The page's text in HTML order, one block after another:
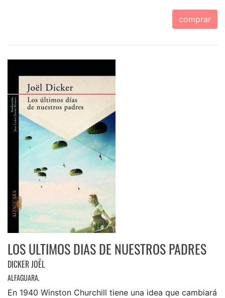
comprar
LOS ULTIMOS DIAS DE NUESTROS PADRES
DICKER JOËL
ALFAGUARA.
En 1940 Winston Churchill tiene una idea que cambiará